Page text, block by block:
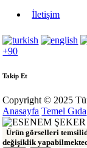
İletişim
+90
Takip Et
Copyright © 2025
Anasayfa Temel Gıda
Ürün görselleri
değişiklik